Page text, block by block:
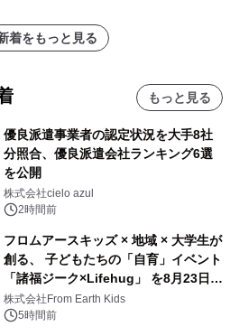
着をもっと見る
もっと見る
優良派遣事業者の認定状況を大手8社
分照合、優良派遣会社ランキング6選
を公開
株式会社cielo azul
2時間前
フロムアースキッズ × 地域 × 大学生が
創る、 子どもたちの「自育」イベント
「諸福ジーク×Lifehug」 を8月23日
(日)開催
株式会社From Earth Kids
5時間前